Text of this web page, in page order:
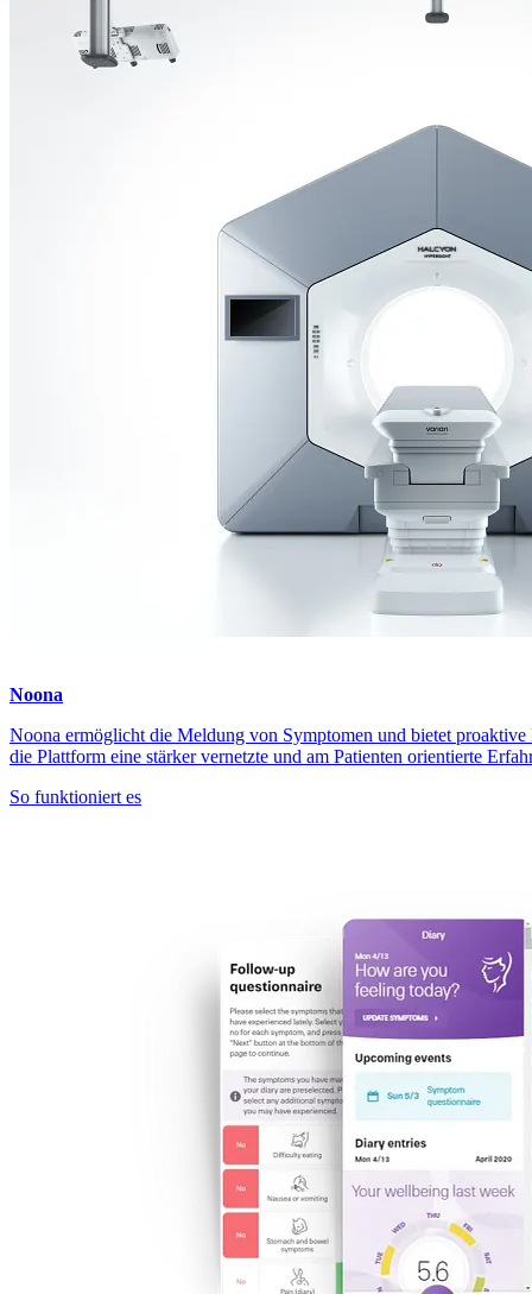
Noona
Noona ermöglicht die Meldung von Symptomen und bietet
die Plattform eine stärker vernetzte und am Patienten orientierte
So funktioniert es